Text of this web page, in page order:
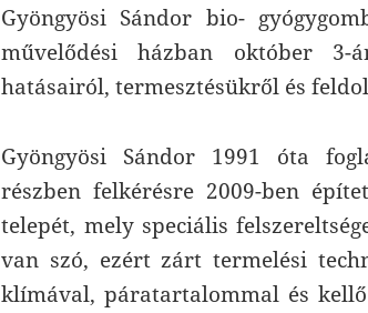
Gyöngyösi Sándor bio-
művelődési házban október
hatásairól, termesztésükről és
Gyöngyösi Sándor 1991 óta
részben felkérésre 2009-ben
telepét, mely speciális
van szó, ezért zárt termelési
klímával, páratartalommal és